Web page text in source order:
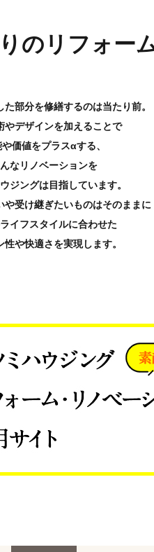
のリフォー
部分を修繕するのは当たり前。
やデザインを加えることで
価値をプラスαする、
なリノベーションを
ジングは目指しています。
や受け継ぎたいものはそのままに
イフスタイルに合わせた
性や快適さを実現します。